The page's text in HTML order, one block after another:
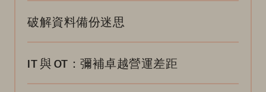
破解資料備份迷思
IT 與 OT：彌補卓越營運差距